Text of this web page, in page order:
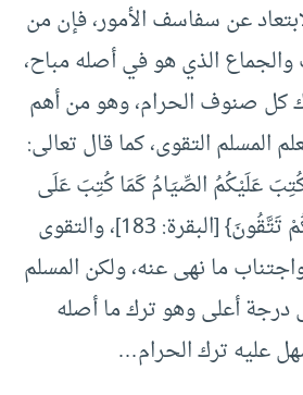
عن سفاسف الأمور، فإن من
والجماع الذي هو في أصله مباح،
كل صنوف الحرام، وهو من أهم
المسلم التقوى، كما قال تعالى:
كُتِبَ عَلَيْكُمُ الصِّيَامُ كَمَا كُتِبَ عَلَى
الَّذِينَ مِنْ قَبْلِكُمْ لَعَلَّكُمْ تَتَّقُونَ} [البقرة: 183]، والتقوى
ما نهى عنه، ولكن المسلم
أعلى وهو ترك ما أصله
عليه ترك الحرام…